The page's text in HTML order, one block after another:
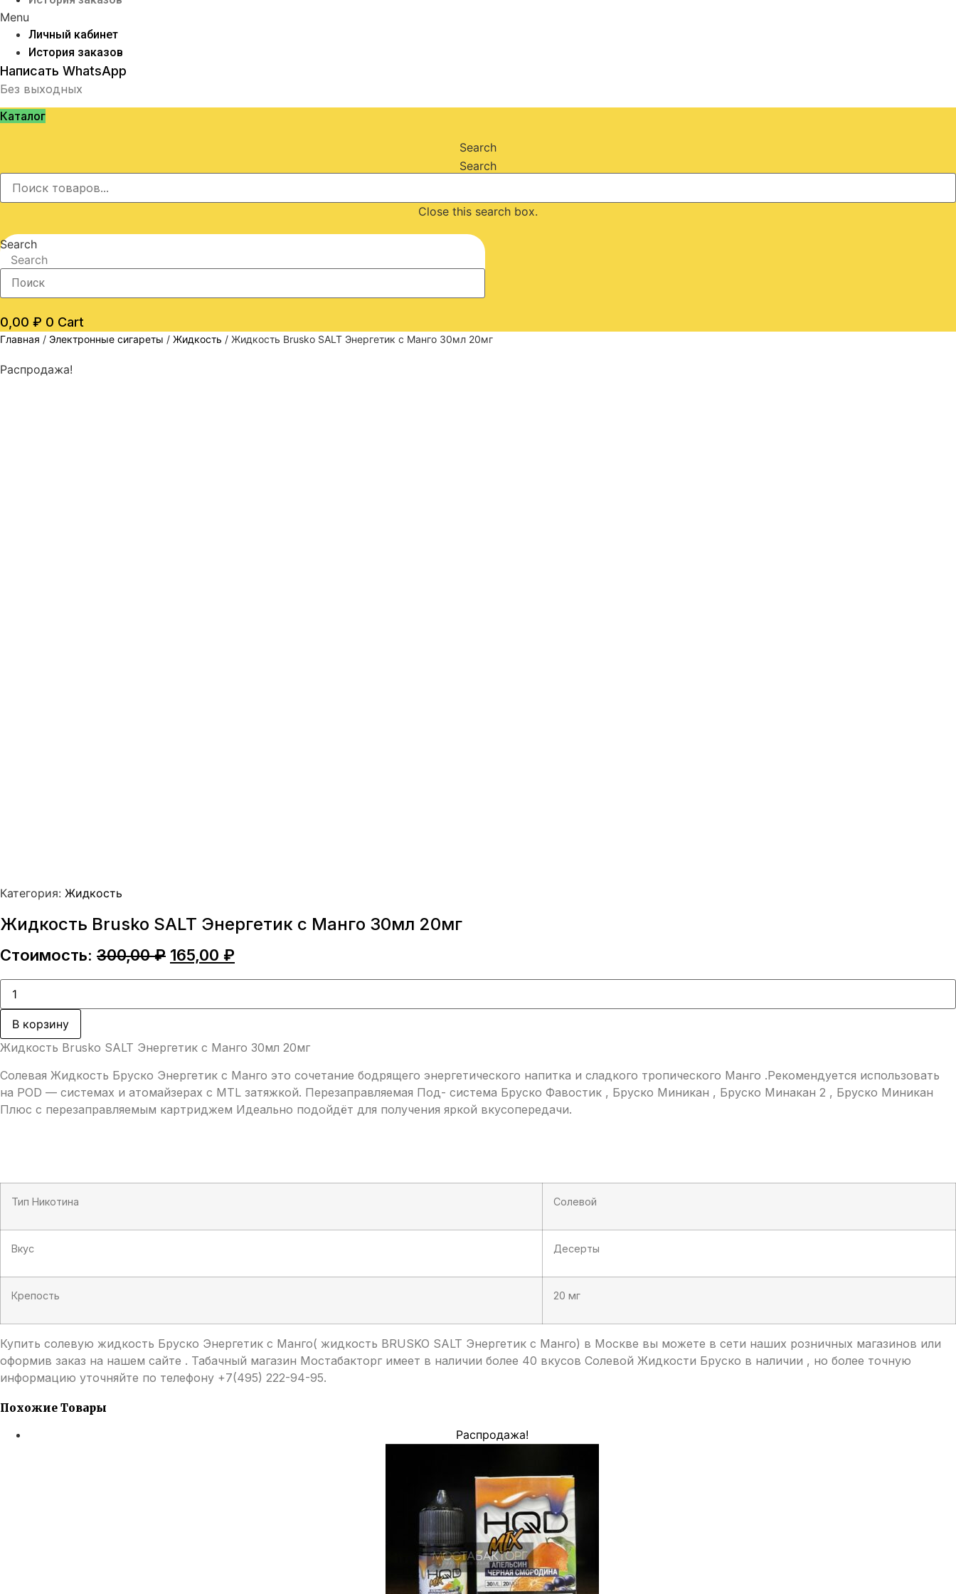
Menu
Личный кабинет
История заказов
Написать WhatsApp
Без выходных
Каталог
Search
Search
Close this search box.
Search
Search
0,00 ₽ 0 Cart
Главная / Электронные сигареты / Жидкость / Жидкость Brusko SALT Энергетик с Манго 30мл 20мг
Распродажа!
Категория: Жидкость
Жидкость Brusko SALT Энергетик с Манго 30мл 20мг
Стоимость: 300,00₽ Первоначальная
составляла
165,00 ₽
165,00 ₽.
Количество
товара
Жидкость
Brusko
SALT
Энергетик
с
30мл
20мг
В корзину
Жидкость Brusko SALT Энергетик с Манго 30мл 20мг
Солевая Жидкость Бруско Энергетик с Манго это сочетание бодрящего энергетического напитка и сладкого тропического Манго .Рекомендуется использовать
на POD — системах и атомайзерах с MTL затяжкой. Перезаправляемая Под- система Бруско Фавостик , Бруско Миникан , Бруско Минакан 2 , Бруско Миникан
Плюс с перезаправляемым картриджем Идеально подойдёт для получения яркой вкусопередачи.
Тип Никотина Солевой
Вкус Десерты
Крепость 20 мг
Купить солевую жидкость Бруско Энергетик с Манго( жидкость BRUSKO SALT Энергетик с Манго) в Москве вы можете в сети наших розничных магазинов или
оформив заказ на нашем сайте . Табачный магазин Мостабакторг имеет в наличии более 40 вкусов Солевой Жидкости Бруско в наличии , но более точную
информацию уточняйте по телефону +7(495) 222-94-95.
Похожие Товары
Распродажа!